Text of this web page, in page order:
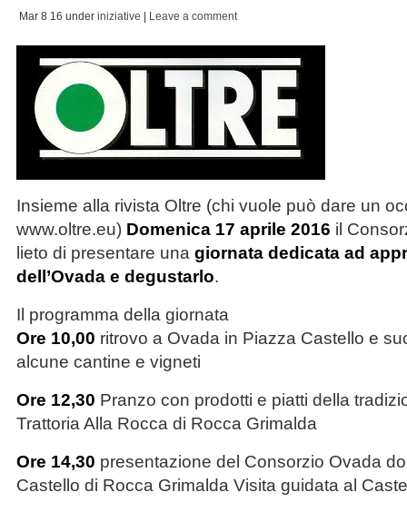
Mar 8 16 under iniziative | Leave a comment
Insieme alla rivista Oltre (chi vuole può dare un
www.oltre.eu) Domenica 17 aprile 2016 il
lieto di presentare una giornata dedicata ad
dell’Ovada e degustarlo.
Il programma della giornata
Ore 10,00 ritrovo a Ovada in Piazza Castello e
alcune cantine e vigneti
Ore 12,30 Pranzo con prodotti e piatti della
Trattoria Alla Rocca di Rocca Grimalda
Ore 14,30 presentazione del Consorzio Ovada
Castello di Rocca Grimalda Visita guidata al